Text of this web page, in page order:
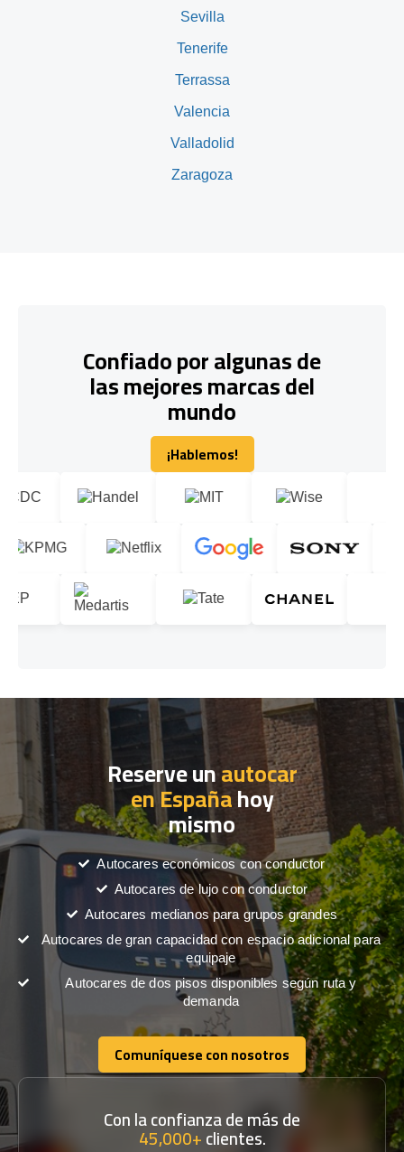
Sevilla
Tenerife
Terrassa
Valencia
Valladolid
Zaragoza
Confiado por algunas de
las mejores marcas del
mundo
¡Hablemos!
¡Hablemos!
Reserve unautocar
en Españahoy
mismo
Autocares económicos con conductor
Autocares de lujo con conductor
Autocares medianos para grupos grandes
Autocares de gran capacidad con espacio adicional para
equipaje
Autocares de dos pisos disponibles según ruta y
demanda
Comuníquese con nosotros
Comuníquese con nosotros
Con la confianza de más de
45,000+clientes.